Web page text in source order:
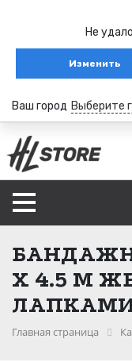
Не
Изменить
Ваш город Выберите
Х 4.5 М
Главная страница